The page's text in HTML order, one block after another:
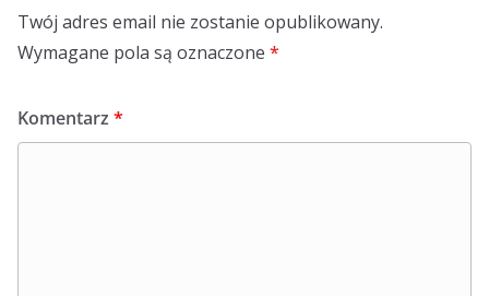
Twój adres email nie zostanie opublikowany.
Wymagane pola są oznaczone *
Komentarz *